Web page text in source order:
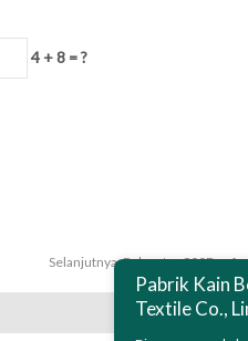
4 + 8 = ?
Selanjutnya:Polyester 900D
Pabrik Kain
Textile Co.,